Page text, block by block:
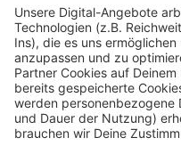
Weiter massive
Anzeige
Gestern gab gegen die